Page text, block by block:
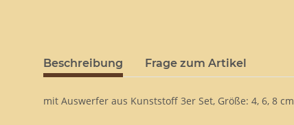
Beschreibung Frage zum Artikel
mit Auswerfer aus Kunststoff 3er Set, Größe: 4, 6, 8 cm